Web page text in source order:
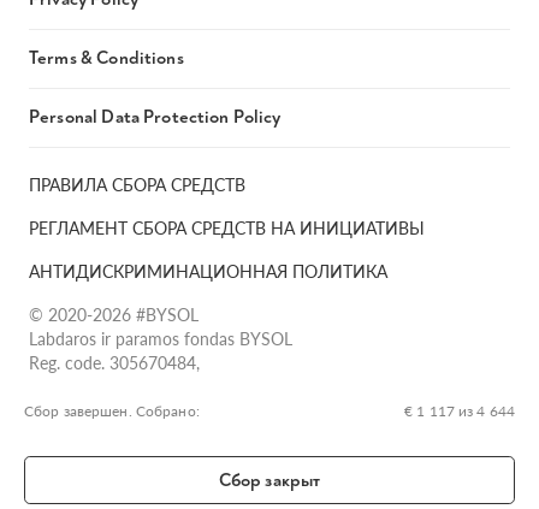
Сбор завершен. Собрано: € 1 117 из 4 644
Сбор закрыт
ПРАВИЛА СБОРА СРЕДСТВ
РЕГЛАМЕНТ СБОРА СРЕДСТВ НА ИНИЦИАТИВЫ
АНТИДИСКРИМИНАЦИОННАЯ ПОЛИТИКА
© 2020-2026 #BYSOL
Labdaros ir paramos fondas BYSOL
Reg. code. 305670484,
g.17-1, LT-13253
SWIFT kodas HABALT22
Terms & Conditions
Personal Data Protection Policy